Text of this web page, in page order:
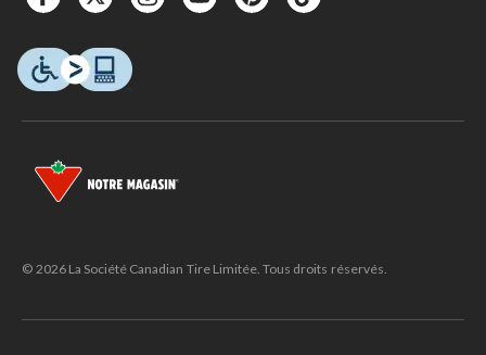
© 2026 La Société Canadian Tire Limitée. Tous droits réservés.